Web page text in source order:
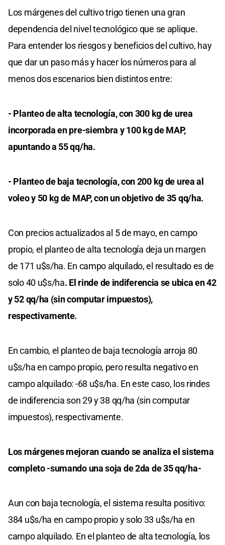
Los márgenes del cultivo trigo tienen una gran
dependencia del nivel tecnológico que se aplique.
Para entender los riesgos y beneficios del cultivo, hay
que dar un paso más y hacer los números para al
menos dos escenarios bien distintos entre:
- Planteo de alta tecnología, con 300 kg de urea
incorporada en pre-siembra y 100 kg de MAP,
apuntando a 55 qq/ha.
- Planteo de baja tecnología, con 200 kg de urea al
voleo y 50 kg de MAP, con un objetivo de 35 qq/ha.
Con precios actualizados al 5 de mayo, en campo
propio, el planteo de alta tecnología deja un margen
de 171 u$s/ha. En campo alquilado, el resultado es de
solo 40 u$s/ha. El rinde de indiferencia se ubica en 42
y 52 qq/ha (sin computar impuestos),
respectivamente.
En cambio, el planteo de baja tecnología arroja 80
u$s/ha en campo propio, pero resulta negativo en
campo alquilado: -68 u$s/ha. En este caso, los rindes
de indiferencia son 29 y 38 qq/ha (sin computar
impuestos), respectivamente.
Los márgenes mejoran cuando se analiza el sistema
completo -sumando una soja de 2da de 35 qq/ha-
Aun con baja tecnología, el sistema resulta positivo:
384 u$s/ha en campo propio y solo 33 u$s/ha en
campo alquilado. En el planteo de alta tecnología, los